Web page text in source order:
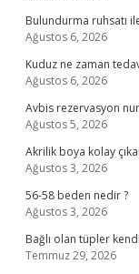
Bulundurma ruhsatı
Ağustos 6, 2026
Kuduz ne zaman
Ağustos 6, 2026
Avbis rezervasyon
Ağustos 5, 2026
Akrilik boya kolay
Ağustos 3, 2026
56-58 beden nedir ?
Ağustos 3, 2026
Bağlı olan tüpler
Temmuz 29, 2026